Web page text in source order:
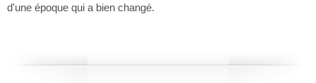
d'une époque qui a bien changé.